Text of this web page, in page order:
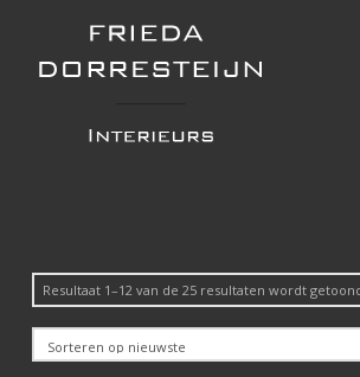
Resultaat 1–12 van de 25 resultaten wordt